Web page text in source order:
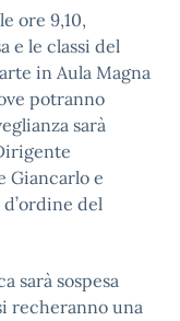
ore 9,10,
e le classi del
in Aula Magna
potranno
sarà
Giancarlo e
del
sarà sospesa
recheranno una